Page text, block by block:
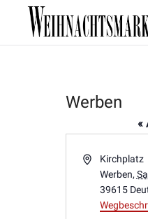
Werben
«
AdresseKirchplatz
Werben,
39615